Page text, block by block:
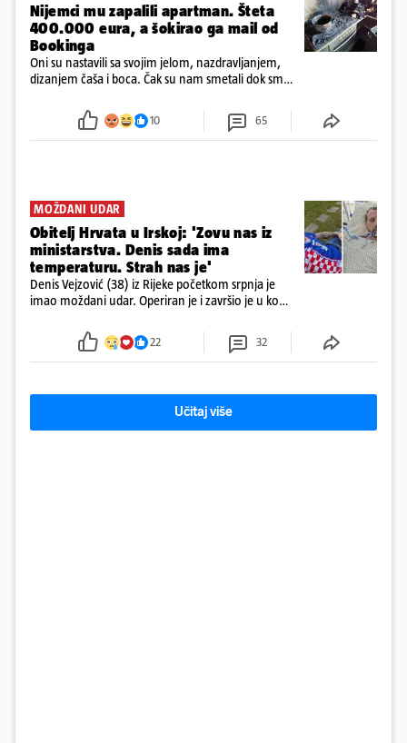
Nijemci mu zapalili apartman. Šteta
400.000 eura, a šokirao ga mail od
Bookinga
Oni su nastavili sa svojim jelom, nazdravljanjem,
dizanjem čaša i boca. Čak su nam smetali dok smo
požar, rekao je vlasnik
10 65
MOŽDANI UDAR
Obitelj Hrvata u Irskoj: 'Zovu nas iz
ministarstva. Denis sada ima
temperaturu. Strah nas je'
Denis Vejzović (38) iz Rijeke početkom srpnja je
imao moždani udar. Operiran je i završio je u komi.
tamošnji liječnici ne vjeruju u oporavak: 'Imamo
22 32
Učitaj više